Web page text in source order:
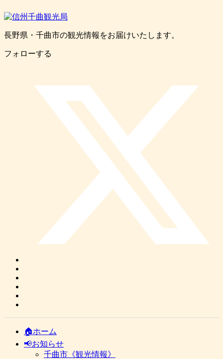
長野県・千曲市の観光情報をお届けいたします。
フォローする
🏠ホーム
📢お知らせ
千曲市《観光情報》